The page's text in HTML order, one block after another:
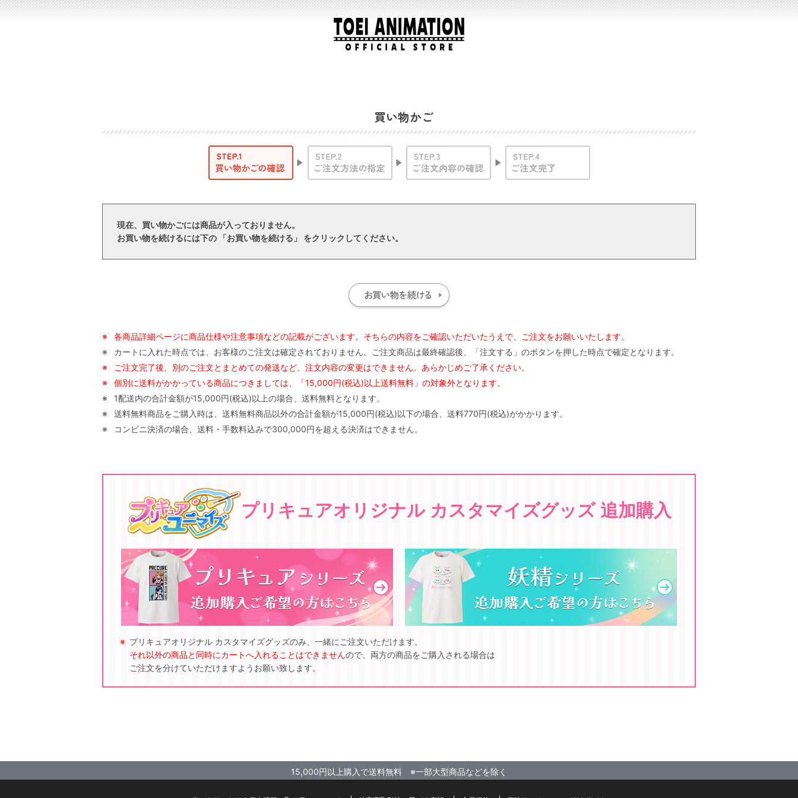
買い物かご
現在、買い物かごには商品が入っておりません。
お買い物を続けるには下の 「お買い物を続ける」 をクリックしてください。
※
各商品詳細ページに商品仕様や注意事項などの記載がございます。そちらの内容をご確認いただいたうえで、ご注文をお願いいたします。
※
カートに入れた時点では、お客様のご注文は確定されておりません。ご注文商品は最終確認後、「注文する」のボタンを押した時点で確定となります。
※
ご注文完了後、別のご注文とまとめての発送など、注文内容の変更はできません。あらかじめご了承ください。
※
個別に送料がかかっている商品につきましては、「15,000円(税込)以上送料無料」の対象外となります。
※
1配送内の合計金額が15,000円(税込)以上の場合、送料無料となります。
※
送料無料商品をご購入時は、送料無料商品以外の合計金額が15,000円(税込)以下の場合、送料770円(税込)がかかります。
※
コンビニ決済の場合、送料・手数料込みで300,000円を超える決済はできません。
プリキュアオリジナル カスタマイズグッズ 追加購入
プリキュアオリジナル カスタマイズグッズのみ、一緒にご注文いただけます。
それ以外の商品と同時にカートへ入れることはできませんので、両方の商品をご購入される場合は
ご注文を分けていただけますようお願い致します。
15,000円以上購入で送料無料 ※一部大型商品などを除く